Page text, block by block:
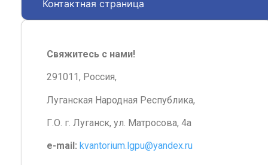
Контактная страница
Свяжитесь с нами!
291011, Россия,
Луганская Народная Республика,
Г.О. г. Луганск, ул. Матросова, 4а
e-mail: kvantorium.lgpu@yandex.ru